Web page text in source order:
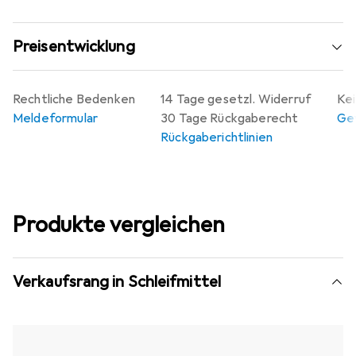
Maximale Umdrehungen: 12500 RPM
Gewicht: 285,0 g
Verpackungsgrösse: 1 Stück
Preisentwicklung
14 Tage gesetzl. Widerruf
30 Tage Rückgaberecht
Rückgaberichtlinien
Rechtliche Bedenken
Meldeformular
Produkte vergleichen
Verkaufsrang in Schleifmittel